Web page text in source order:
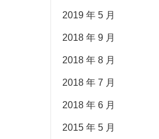
2019 年 5 月
2018 年 9 月
2018 年 8 月
2018 年 7 月
2018 年 6 月
2015 年 5 月